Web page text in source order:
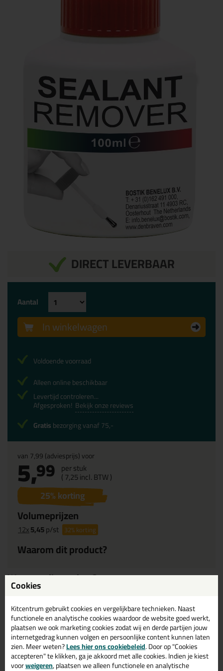
DIRECT LEVERBAAR
van7,99(adviesprijs) voor
5,99 per stuk
(7,25incl. BTW )
25% korting
Volumeprijzen
12x5,45p/st 32%korting
Waarom dit product?
Aantal
In winkelwagen
Voldoende voorraad
Alleen online beschikbaar
Levertijd controleren...
Afgesproken! Bekijk onze reviews
Gratisbezorging vanaf 75,-
Waarom dit product?
Gebruiksklaar
Handig in gebruik
Omschrijving Video Specificaties Reviews (6)
Cookies
Kitcentrum gebruikt cookies en vergelijkbare technieken. Naast
functionele en analytische cookies waardoor de website goed werkt,
plaatsen we ook marketing cookies zodat wij en derde partijen jouw
internetgedrag kunnen volgen en persoonlijke content kunnen laten
zien. Meer weten?Lees hier ons cookiebeleid. Door op "Cookies
accepteren" te klikken, ga je akkoord met alle cookies. Indien je kiest
voorweigeren, plaatsen we alleen functionele en analytische